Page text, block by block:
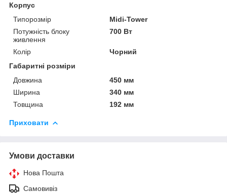
Корпус
Типорозмір
Midi-Tower
Потужність блоку
живлення
700 Вт
Колір
Чорний
Габаритні розміри
Довжина
450 мм
Ширина
340 мм
Товщина
192 мм
Приховати
Умови доставки
Нова Пошта
Самовивіз